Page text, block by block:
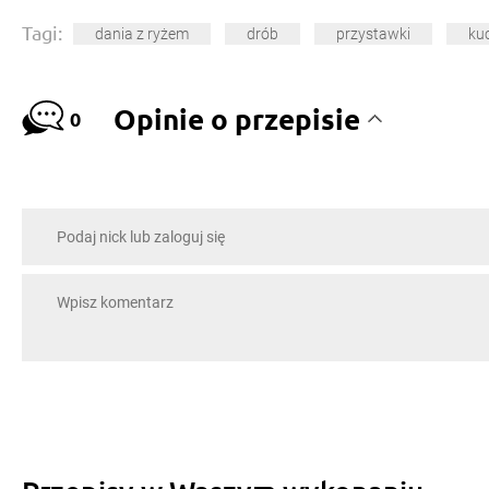
Tagi: dania z ryżem drób przystawki
0 Opinie o przepisie